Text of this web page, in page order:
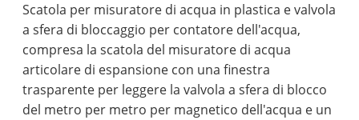
Scatola per misuratore di acqua in plastica e valvola
a sfera di bloccaggio per contatore dell'acqua,
compresa la scatola del misuratore di acqua
articolare di espansione con una finestra
trasparente per leggere la valvola a sfera di blocco
del metro per metro per magnetico dell'acqua e un